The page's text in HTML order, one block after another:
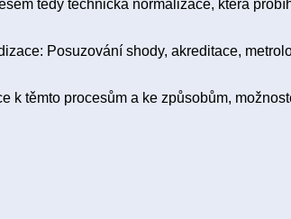
tedy technická normalizace, která
Posuzování shody, akreditace,
k těmto procesům a ke způsobům,